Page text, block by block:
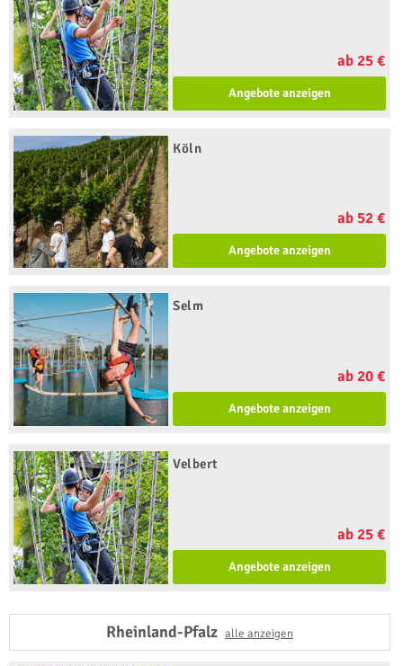
ab 25 €
Angebote anzeigen
Köln
ab 52 €
Angebote anzeigen
Selm
ab 20 €
Angebote anzeigen
Velbert
ab 25 €
Angebote anzeigen
Rheinland-Pfalz alle anzeigen